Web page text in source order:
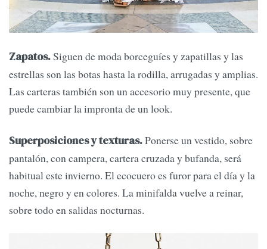
Zapatos.Siguen de moda borceguíes y zapatillas y las
estrellas son las botas hasta la rodilla, arrugadas y amplias.
Las carteras también son un accesorio muy presente, que
puede cambiar la impronta de un look.
Superposiciones y texturas.Ponerse un vestido, sobre
pantalón, con campera, cartera cruzada y bufanda, será
habitual este invierno. El ecocuero es furor para el día y la
noche, negro y en colores. La minifalda vuelve a reinar,
sobre todo en salidas nocturnas.